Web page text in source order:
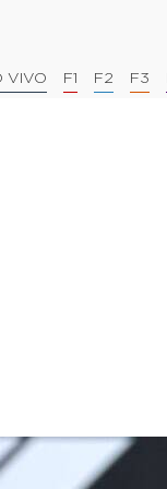
VIVO F1 F2 F3